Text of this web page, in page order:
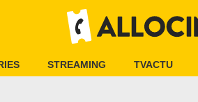
STREAMING TVACTU